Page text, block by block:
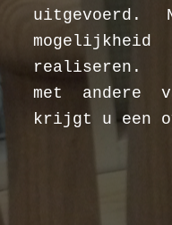
uitgevoerd.
realiseren.
met andere
krijgt u een